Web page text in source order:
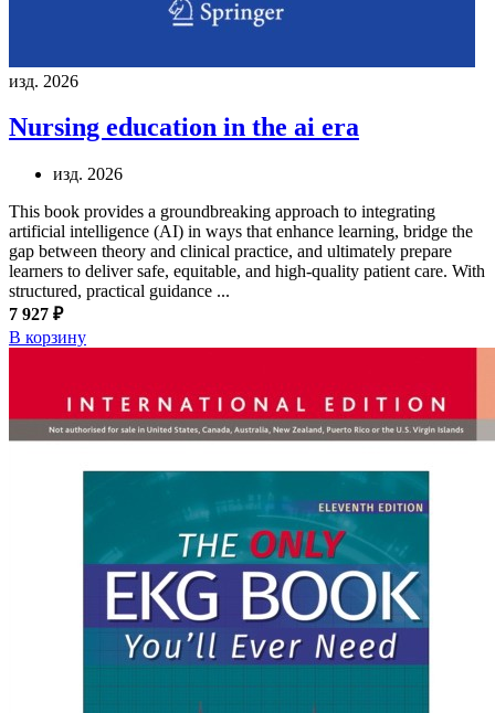
изд. 2026
Nursing education in the ai era
изд. 2026
This book provides a groundbreaking approach to integrating
artificial intelligence (AI) in ways that enhance learning, bridge the
gap between theory and clinical practice, and ultimately prepare
learners to deliver safe, equitable, and high-quality patient care. With
structured, practical guidance ...
7 927 ₽
В корзину